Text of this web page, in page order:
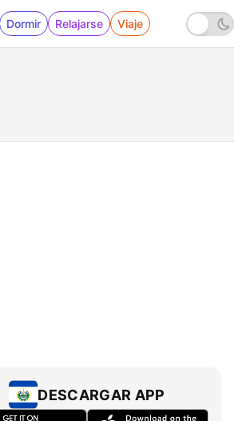
Dormir Relajarse Viaje
DESCARGAR APP